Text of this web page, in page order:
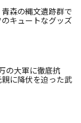
森の縄文遺跡群で
キュートなグッズ
の大軍に徹底抗
に降伏を迫った武